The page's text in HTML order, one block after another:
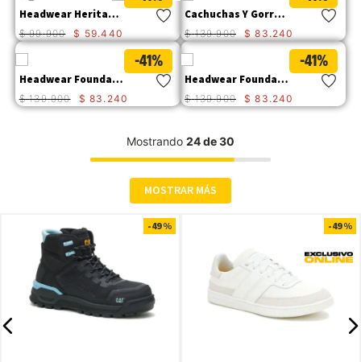
Headwear Heritage Bandana Hombre
$ 99.900 $ 59.440
Cachuchas Y Gorros Foundation Knit Hat Para Hombre
$ 139.900 $ 83 .240
-41%
Headwear Foundation Knit Hat Hombre
$ 139.900 $ 83 . 240
-41%
Headwear Foundation Knit Hat Hombre
$ 139.900 $ 83 . 240
Mostrando 24 de 30
MOSTRAR MÁS
-49 % -49 %